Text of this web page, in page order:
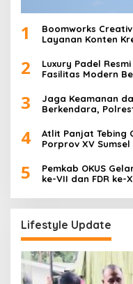
1
Boomworks
Layanan Konten
2
Luxury Padel
Fasilitas Modern
3
Jaga Keamanan
Berkendara,
4
Atlit Panjat Tebing
Porprov XV Sumsel
5
Pemkab OKUS
ke-VII dan FDR ke-
Lifestyle Update